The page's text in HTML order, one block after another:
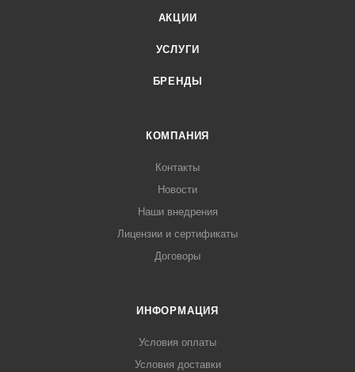
АКЦИИ
УСЛУГИ
БРЕНДЫ
КОМПАНИЯ
Контакты
Новости
Наши внедрения
Лицензии и сертификаты
Договоры
ИНФОРМАЦИЯ
Условия оплаты
Условия доставки